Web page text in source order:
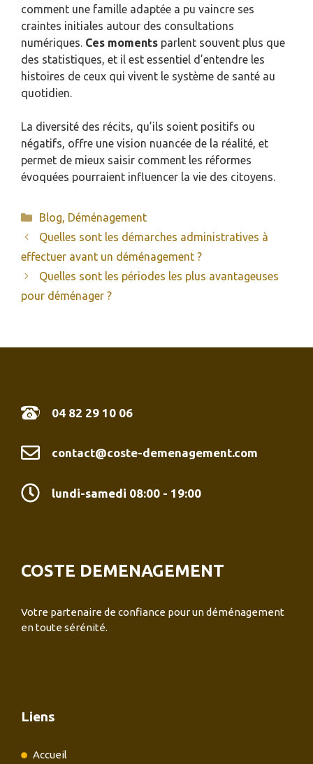
comment une famille adaptée a pu vaincre ses
craintes initiales autour des consultations
numériques. Ces moments parlent souvent plus que
des statistiques, et il est essentiel d’entendre les
histoires de ceux qui vivent le système de santé au
quotidien.
La diversité des récits, qu’ils soient positifs ou
négatifs, offre une vision nuancée de la réalité, et
permet de mieux saisir comment les réformes
évoquées pourraient influencer la vie des citoyens.
Catégories
Blog, Déménagement
Quelles sont les démarches administratives à
effectuer avant un déménagement ?
Quelles sont les périodes les plus avantageuses
pour déménager ?
04 82 29 10 06
contact@coste-demenagement.com
lundi-samedi 08:00 - 19:00
COSTE DEMENAGEMENT
Votre partenaire de confiance pour un déménagement
en toute sérénité.
Liens
Accueil